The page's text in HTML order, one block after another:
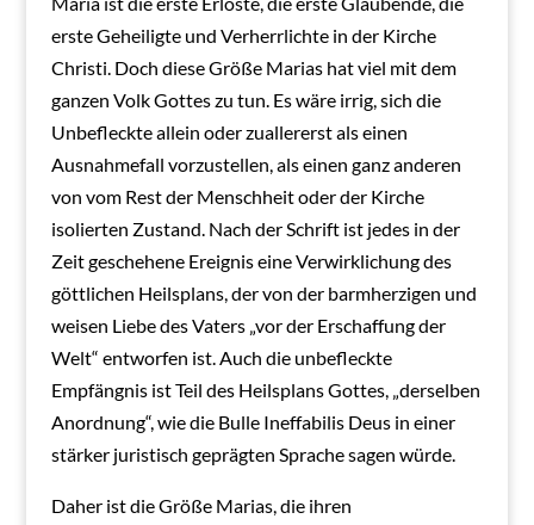
erste Geheiligte und Verherrlichte in der Kirche
Christi. Doch diese Größe Marias hat viel mit dem
ganzen Volk Gottes zu tun. Es wäre irrig, sich die
Unbefleckte allein oder zuallererst als einen
Ausnahmefall vorzustellen, als einen ganz anderen
von vom Rest der Menschheit oder der Kirche
isolierten Zustand. Nach der Schrift ist jedes in der
Zeit geschehene Ereignis eine Verwirklichung des
göttlichen Heilsplans, der von der barmherzigen und
weisen Liebe des Vaters „vor der Erschaffung der
Welt“ entworfen ist. Auch die unbefleckte
Empfängnis ist Teil des Heilsplans Gottes, „derselben
Anordnung“, wie die Bulle Ineffabilis Deus in einer
stärker juristisch geprägten Sprache sagen würde.
Daher ist die Größe Marias, die ihren